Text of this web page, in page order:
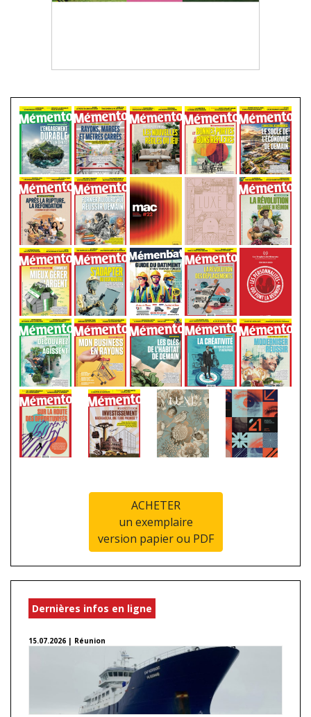
ACHETER
un exemplaire
version papier ou PDF
Dernières infos en ligne
15.07.2026 | Réunion